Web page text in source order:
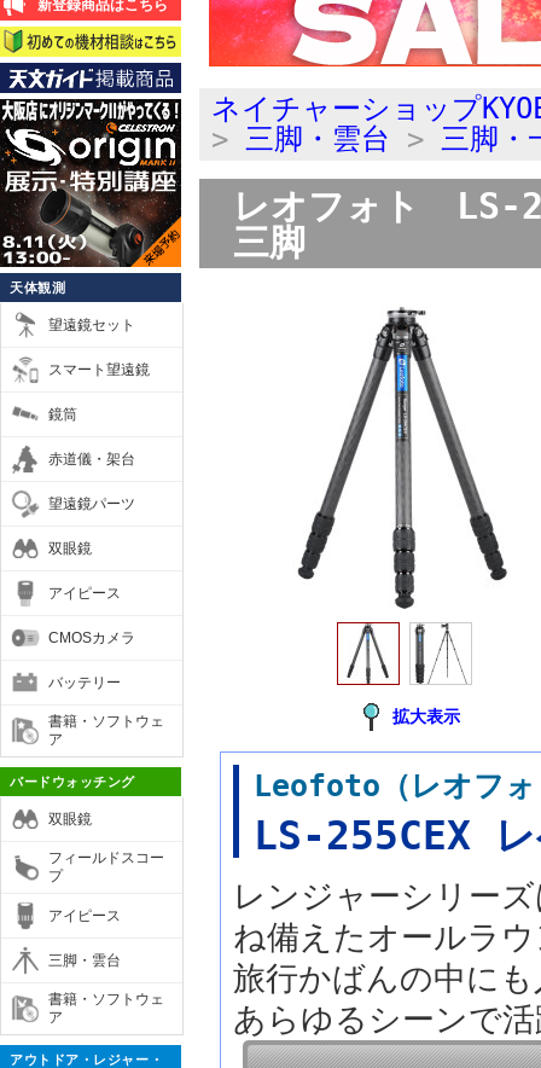
新登録商品はこちら
天体観測
望遠鏡セット
スマート望遠鏡
鏡筒
赤道儀・架台
望遠鏡パーツ
双眼鏡
アイピース
CMOSカメラ
バッテリー
書籍・ソフトウェ
ア
バードウォッチング
双眼鏡
フィールドスコー
プ
アイピース
三脚・雲台
書籍・ソフトウェ
ア
アウトドア・レジャー・
ネイチャーショップ
> 三脚・雲台 > 三脚・
レオフォト LS-
三脚
拡大表示
Leofoto（レオフォ
LS-255CEX
レンジャーシリー
ね備えたオールラ
旅行かばんの中に
あらゆるシーンで